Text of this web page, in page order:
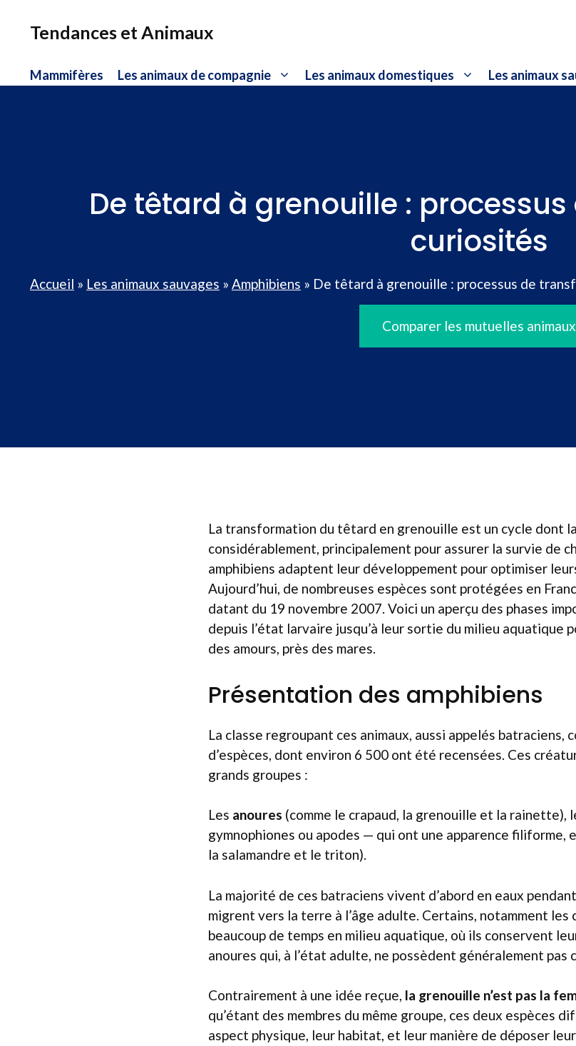
Tendances et Animaux
Mammifères Les animaux de compagnie Les animaux domestiques Les animaux
De têtard à grenouille :
curiosités
Accueil » Les animaux sauvages » Amphibiens » De têtard à grenouille : processus de
Comparer les mutuelles animaux
La transformation du têtard en grenouille est un cycle dont
considérablement, principalement pour assurer la survie de
amphibiens adaptent leur développement pour optimiser
Aujourd’hui, de nombreuses espèces sont protégées en
datant du 19 novembre 2007. Voici un aperçu des phases
depuis l’état larvaire jusqu’à leur sortie du milieu aquatique
des amours, près des mares.
Présentation des amphibiens
La classe regroupant ces animaux, aussi appelés batraciens,
d’espèces, dont environ 6 500 ont été recensées. Ces
grands groupes :
Les anoures (comme le crapaud, la grenouille et la rainette),
gymnophiones ou apodes — qui ont une apparence filiforme,
la salamandre et le triton).
La majorité de ces batraciens vivent d’abord en eaux
migrent vers la terre à l’âge adulte. Certains, notamment
beaucoup de temps en milieu aquatique, où ils conservent
anoures qui, à l’état adulte, ne possèdent généralement
Contrairement à une idée reçue, la grenouille n’est pas la
qu’étant des membres du même groupe, ces deux espèces
aspect physique, leur habitat, et leur manière de déposer